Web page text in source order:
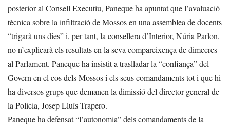
posterior al Consell Executiu, Paneque ha apuntat que l’avaluació
tècnica sobre la infiltració de Mossos en una assemblea de docents
“trigarà uns dies” i, per tant, la consellera d’Interior, Núria Parlon,
no n’explicarà els resultats en la seva compareixença de dimecres
al Parlament. Paneque ha insistit a traslladar la “confiança” del
Govern en el cos dels Mossos i els seus comandaments tot i que hi
ha diversos grups que demanen la dimissió del director general de
la Policia, Josep Lluís Trapero.
Paneque ha defensat “l’autonomia” dels comandaments de la